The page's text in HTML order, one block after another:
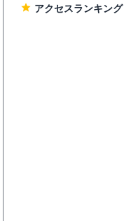
アクセスランキング